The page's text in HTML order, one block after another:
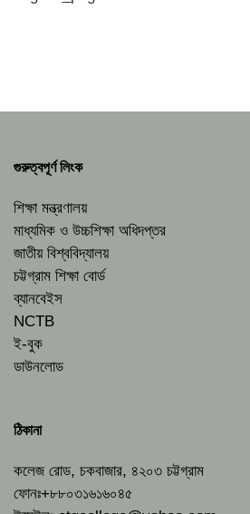
গুরুত্বপূর্ণ লিংক
শিক্ষা মন্ত্রণালয়
মাধ্যমিক ও উচ্চশিক্ষা অধিদপ্তর
জাতীয় বিশ্ববিদ্যালয়
চট্টগ্রাম শিক্ষা বোর্ড
ব্যানবেইস
NCTB
ই-বুক
ডাউনলোড
ঠিকানা
কলেজ রোড, চকবাজার, ৪২০৩ চট্টগ্রাম
ফোনঃ+৮৮০৩১৬১৬০৪৫